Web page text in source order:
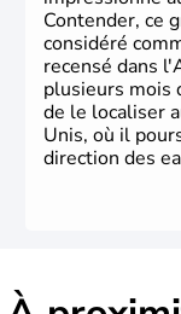
Contender, ce
considéré
recensé dans
plusieurs mois
de le localiser
Unis, où il
direction des